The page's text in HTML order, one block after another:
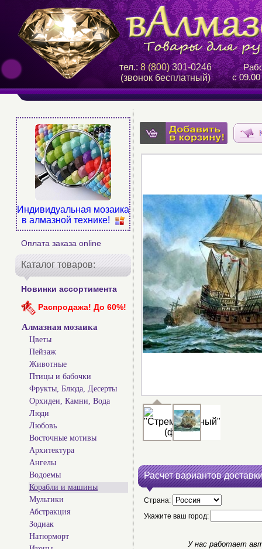
тел.:8 (800)301-0246
(звонок бесплатный)
с
Индивидуальная мозаика
в алмазной технике!
Оплата заказа online
Каталог товаров:
Новинки ассортимента
Распродажа! До 60%!
Алмазная мозаика
Цветы
Пейзаж
Животные
Птицы и бабочки
Фрукты, Блюда, Десерты
Орхидеи, Камни, Вода
Люди
Любовь
Восточные мотивы
Архитектура
Ангелы
Водоемы
Корабли и машины
Мультики
Абстракция
Зодиак
Натюрморт
Расчет вариантов
Страна:
Укажите ваш город:
У нас работает